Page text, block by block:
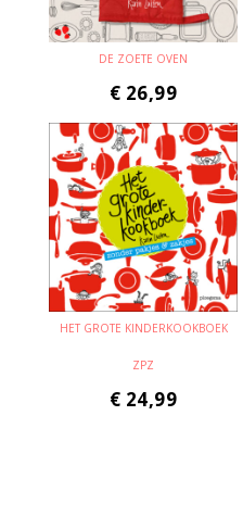
DE ZOETE OVEN
€ 26,99
HET GROTE KINDERKOOKBOEK
ZPZ
€ 24,99